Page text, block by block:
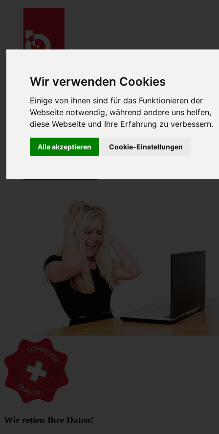
Wir verwenden Cookies
Einige von ihnen sind für das Funktionieren der
Webseite notwendig, während andere uns helfen,
diese Webseite und Ihre Erfahrung zu verbessern.
Alle akzeptieren Cookie-Einstellungen
Menu
Datenrettung
Festplatte & SSD-Speicher
RAID & NAS
Speicherkarte & USB-Stick
Preise & Kosten
Ablauf
Richtig verpacken
Wir retten Ihre Daten!